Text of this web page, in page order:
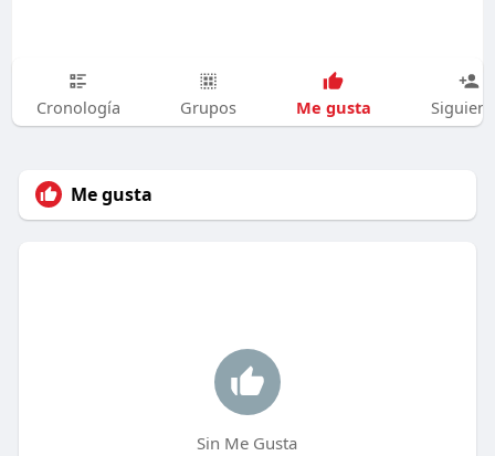
Cronología Grupos Me gusta
Me gusta
Sin Me Gusta